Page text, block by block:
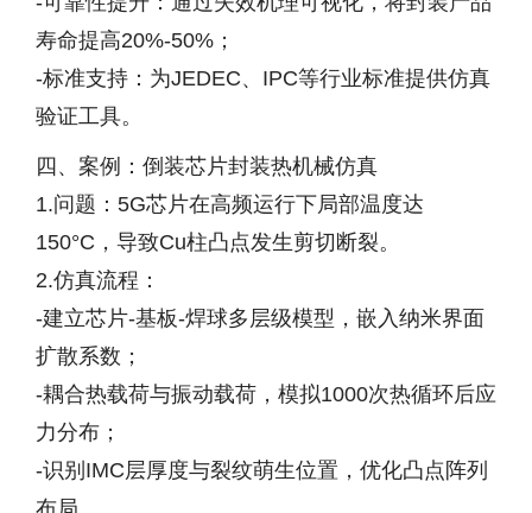
寿命提高20%-50%；
-标准支持：为JEDEC、IPC等行业标准提供仿真
验证工具。
四、案例：倒装芯片封装热机械仿真
1.问题：5G芯片在高频运行下局部温度达
150°C，导致Cu柱凸点发生剪切断裂。
2.仿真流程：
-建立芯片-基板-焊球多层级模型，嵌入纳米界面
扩散系数；
-耦合热载荷与振动载荷，模拟1000次热循环后应
力分布；
-识别IMC层厚度与裂纹萌生位置，优化凸点阵列
布局。